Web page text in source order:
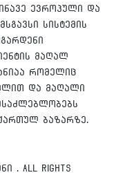
ევროპული და
სისტემის
მაღალ
რომელიც
და მაღალი
ბაზარზე.
. All Rights